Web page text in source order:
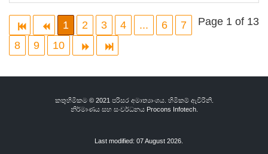
Page 1 of 13
1 2 3 4 ... 6
7
8
9 10
කතුහිමිකම © 2021 පරිසර අමාත්‍යාංශය. හිමිකම් ඇවිරිනි.
නිර්මාණය සහ සංවර්ධනය Procons Infotech.
Last modified: 07 August 2026.